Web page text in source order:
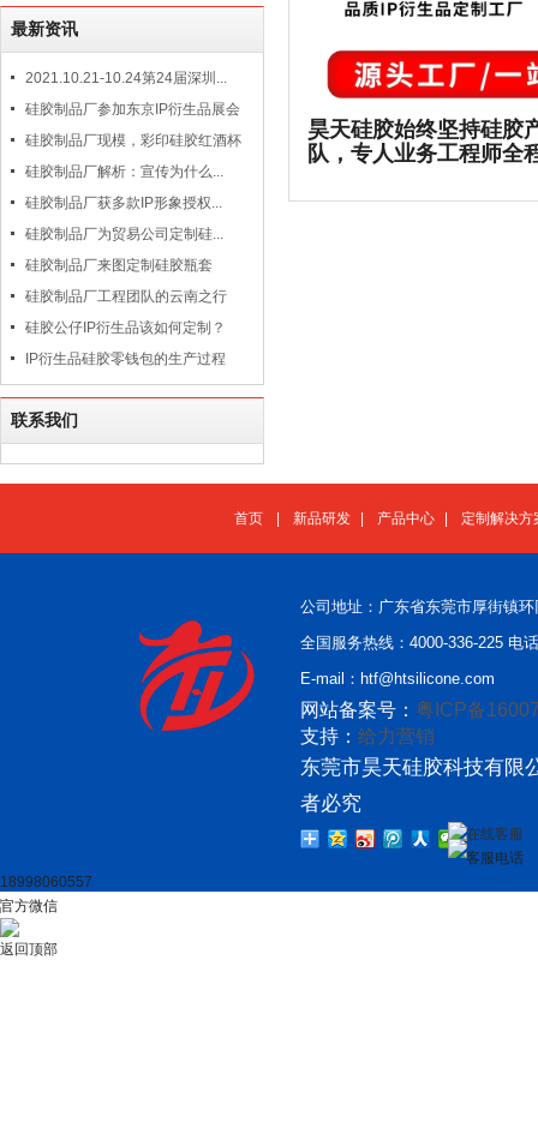
最新资讯
2021.10.21-10.24第24届深圳...
硅胶制品厂参加东京IP衍生品展会
硅胶制品厂现模，彩印硅胶红酒杯
硅胶制品厂解析：宣传为什么...
硅胶制品厂获多款IP形象授权...
硅胶制品厂为贸易公司定制硅...
硅胶制品厂来图定制硅胶瓶套
硅胶制品厂工程团队的云南之行
硅胶公仔IP衍生品该如何定制？
IP衍生品硅胶零钱包的生产过程
联系我们
昊天硅胶始终坚持硅胶
队，专人业务工程师全
首页 新品研发 产品中心 定制解决方
公司地址：广东省东莞市厚街镇
全国服务热线：4000-336-225 电
E-mail：htf@htsilicone.com
网站备案号： 粤ICP备
支持： 给力营销
东莞市昊天硅胶科技有限
者必究
在线客服
客服电话
18998060557
官方微信
返回顶部